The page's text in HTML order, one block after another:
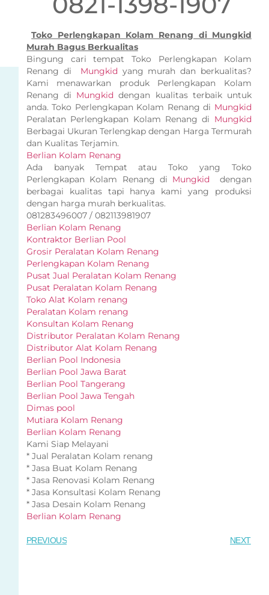
Toko Perlengkapan Kolam Renang di Mungkid
Murah Bagus Berkualitas
Bingung cari tempat Toko Perlengkapan Kolam
Renang di Mungkid yang murah dan berkualitas?
Kami menawarkan produk Perlengkapan Kolam
Renang di Mungkid dengan kualitas terbaik untuk
anda. Toko Perlengkapan Kolam Renang di Mungkid
Peralatan Perlengkapan Kolam Renang di Mungkid
Berbagai Ukuran Terlengkap dengan Harga Termurah
dan Kualitas Terjamin.
Berlian Kolam Renang
Ada banyak Tempat atau Toko yang Toko
Perlengkapan Kolam Renang di Mungkid
dengan
berbagai kualitas tapi hanya kami yang produksi
dengan harga murah berkualitas.
081283496007 / 082113981907
Berlian Kolam Renang
Kontraktor Berlian Pool
Grosir Peralatan Kolam Renang
Perlengkapan Kolam Renang
Pusat Jual Peralatan Kolam Renang
Pusat Peralatan Kolam Renang
Toko Alat Kolam renang
Peralatan Kolam renang
Konsultan Kolam Renang
Distributor Peralatan Kolam Renang
Distributor Alat Kolam Renang
Berlian Pool Indonesia
Berlian Pool Jawa Barat
Berlian Pool Tangerang
Berlian Pool Jawa Tengah
Dimas pool
Mutiara Kolam Renang
Berlian Kolam Renang
Kami Siap Melayani
* Jual Peralatan Kolam renang
* Jasa Buat Kolam Renang
* Jasa Renovasi Kolam Renang
* Jasa Konsultasi Kolam Renang
* Jasa Desain Kolam Renang
Berlian Kolam Renang
PREVIOUS NEXT